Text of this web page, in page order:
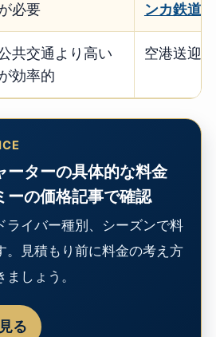
必要
ンカ鉄道
共交通より高い
効率的
空港送迎
ーターの具体的な料金
ーの価格記事で確認
ライバー種別、シーズンで料
。見積もり前に料金の考え方
しょう。
る